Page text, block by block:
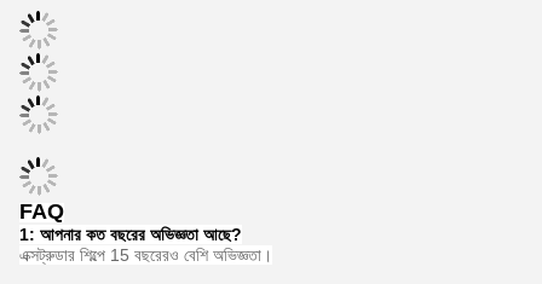
FAQ
1: আপনার কত বছরের অভিজ্ঞতা আছে?
এক্সট্রুডার শিল্পে 15 বছরেরও বেশি অভিজ্ঞতা।